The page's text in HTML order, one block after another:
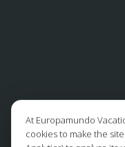
At Europamundo
cookies to make the